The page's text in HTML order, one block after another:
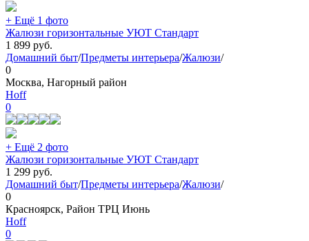
+ Ещё 1 фото
Жалюзи горизонтальные УЮТ Стандарт
1 899 руб.
Домашний быт/Предметы интерьера/Жалюзи/
0
Москва, Нагорный район
Hoff
0
+ Ещё 2 фото
Жалюзи горизонтальные УЮТ Стандарт
1 299 руб.
Домашний быт/Предметы интерьера/Жалюзи/
0
Красноярск, Район ТРЦ Июнь
Hoff
0